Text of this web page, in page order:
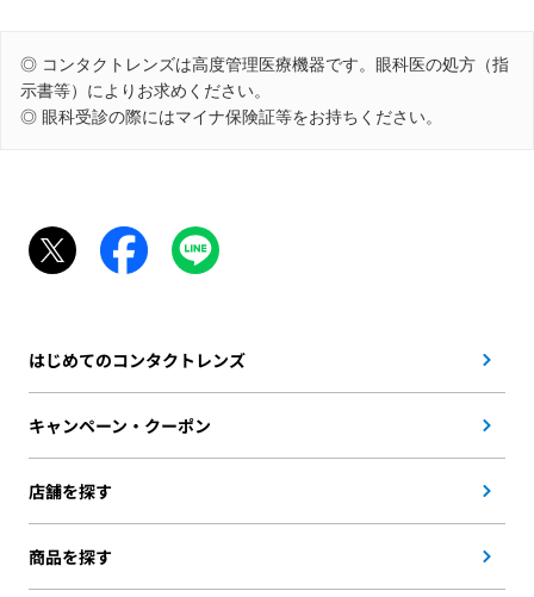
◎ コンタクトレンズは高度管理医療機器です。眼科医の処方（指
示書等）によりお求めください。
◎ 眼科受診の際にはマイナ保険証等をお持ちください。
はじめてのコンタクトレンズ
キャンペーン・クーポン
店舗を探す
商品を探す